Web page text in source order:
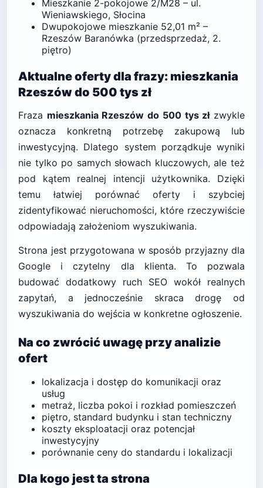
Mieszkanie 2-pokojowe 2/M28 – ul.
Wieniawskiego, Słocina
Dwupokojowe mieszkanie 52,01 m² –
Rzeszów Baranówka (przedsprzedaż, 2.
piętro)
Aktualne oferty dla frazy: mieszkania
Rzeszów do 500 tys zł
Fraza mieszkania Rzeszów do 500 tys złzwykle
oznacza konkretną potrzebę zakupową lub
inwestycyjną. Dlatego system porządkuje wyniki
nie tylko po samych słowach kluczowych, ale też
pod kątem realnej intencji użytkownika. Dzięki
temu łatwiej porównać oferty i szybciej
zidentyfikować nieruchomości, które rzeczywiście
odpowiadają założeniom wyszukiwania.
Strona jest przygotowana w sposób przyjazny dla
Google i czytelny dla klienta. To pozwala
budować dodatkowy ruch SEO wokół realnych
zapytań, a jednocześnie skraca drogę od
wyszukiwania do wejścia w konkretne ogłoszenie.
Na co zwrócić uwagę przy analizie
ofert
lokalizacja i dostęp do komunikacji oraz
usług
metraż, liczba pokoi i rozkład pomieszczeń
piętro, standard budynku i stan techniczny
koszty eksploatacji oraz potencjał
inwestycyjny
porównanie ceny do standardu i lokalizacji
Dla kogo jest ta strona